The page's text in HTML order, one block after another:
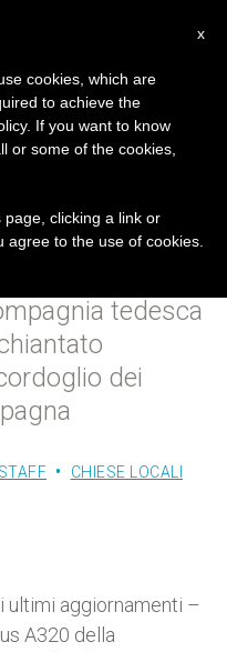
150
nessun
tedesca
dei
CHIESE LOCALI
ultimi aggiornamenti –
A320 della
x
cookies, which are
to achieve the
If you want to know
or some of the cookies,
page, clicking a link or
to the use of cookies.